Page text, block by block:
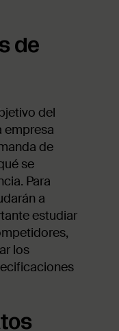
de
del
empresa
de
se
Para
a
estudiar
los